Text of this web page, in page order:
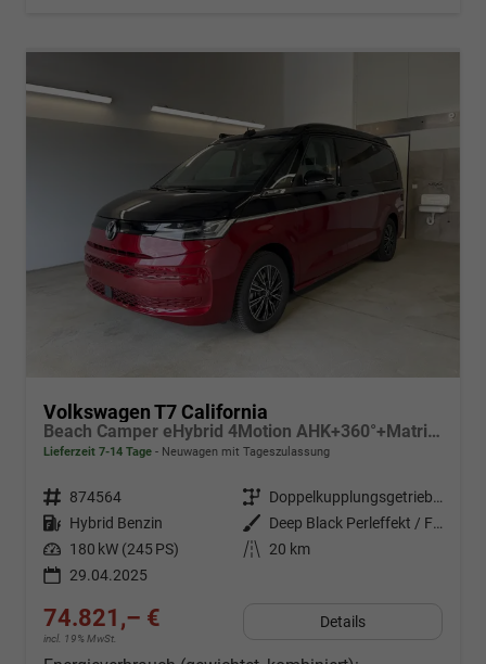
Volkswagen T7 California
Beach Camper eHybrid 4Motion AHK+360°+Matrix+Navi+Alu17+GJR+Sitzheiz+Keyless
Lieferzeit 7-14 Tage Neuwagen mit Tageszulassung
Fahrzeugnr. 874564 Getriebe
Doppelkupplungsgetriebe (DSG)
Kraftstoff Hybrid Benzin Außenfarbe
Deep Black Perleffekt / Fortana Rot Metallic (nur in Verb. mit abgedunkelte Scheiben, wenn nicht Serie)
Leistung 180 kW (245 PS) Kilometerstand
20 km
29.04.2025
74.821,– €
incl. 19% MwSt.
Details